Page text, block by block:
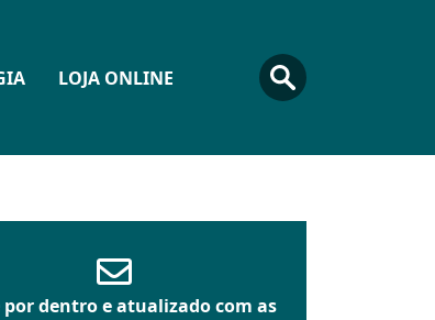
LOJA ONLINE
por dentro e atualizado com as